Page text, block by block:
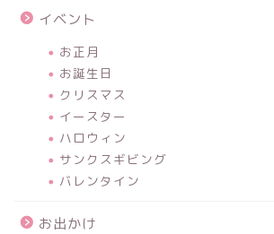
イベント
お正月
お誕生日
クリスマス
イースター
ハロウィン
サンクスギビング
バレンタイン
お出かけ